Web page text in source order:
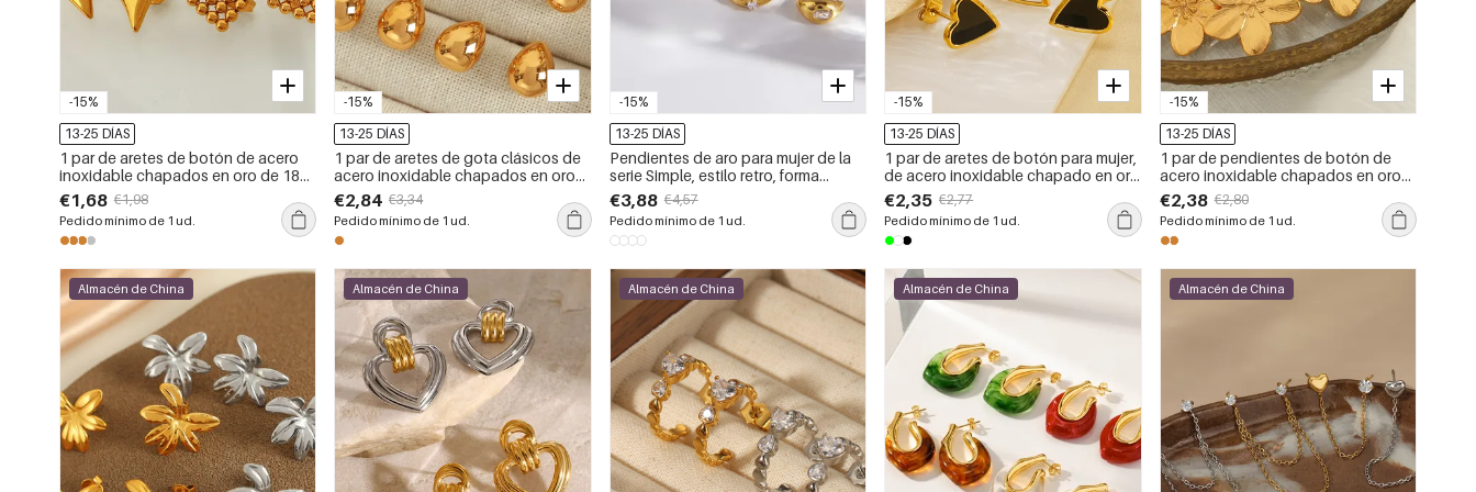
-15%
13-25 DÍAS
1 par de aretes de botón de acero
inoxidable chapados en oro de 18
quilates con forma de corazón para
mujer
€1,68 €1,98
Pedido mínimo de 1 ud.
-15%
13-25 DÍAS
1 par de aretes de gota clásicos de
acero inoxidable chapados en oro
de 18 quilates para mujer
€2,84 €3,34
Pedido mínimo de 1 ud.
-15%
13-25 DÍAS
Pendientes de aro para mujer de la
serie Simple, estilo retro, forma
irregular, de acero inoxidable,
resistentes al agua y color dorado.
€3,88 €4,57
Pedido mínimo de 1 ud.
-15%
13-25 DÍAS
1 par de aretes de botón para mujer,
de acero inoxidable chapado en oro
de 18 quilates, con forma de
corazón clásico, serie simple
€2,35 €2,77
Pedido mínimo de 1 ud.
-15%
13-25 DÍAS
1 par de pendientes de botón de
acero inoxidable chapados en oro
de 18 quilates con diseño de flores
retro de serie simple para mujer
€2,38 €2,80
Pedido mínimo de 1 ud.
Almacén de China Almacén de China Almacén de China Almacén de China Almacén de China